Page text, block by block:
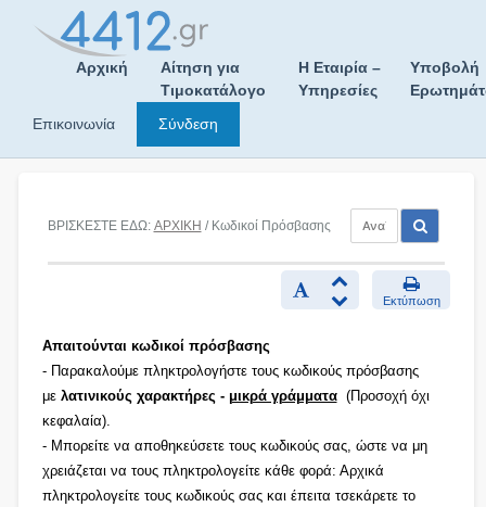
Αρχική
Αίτηση για
Τιμοκατάλογο
Η Εταιρία –
Υπηρεσίες
Υποβολή
Επικοινωνία
Σύνδεση
ΒΡΙΣΚΕΣΤΕ ΕΔΩ: ΑΡΧΙΚΗ / Κωδικοί Πρόσβασης
Εκτύπωση
Απαιτούνται κωδικοί πρόσβασης
- Παρακαλούμε πληκτρολογήστε τους κωδικούς πρόσβασης
με λατινικούς χαρακτήρες - μικρά γράμματα(Προσοχή όχι
κεφαλαία).
- Μπορείτε να αποθηκεύσετε τους κωδικούς σας, ώστε να μη
χρειάζεται να τους πληκτρολογείτε κάθε φορά: Αρχικά
πληκτρολογείτε τους κωδικούς σας και έπειτα τσεκάρετε το